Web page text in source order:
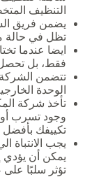
التنظيف
يضمن فريق
تظل في حالة
ايضا عندما
فقط، بل
تتضمن الشركة
الوحدة
تأخذ شركة
وجود تسرب أو
تكييفك بأفضل
يجب الانتباة
يمكن أن يؤدي
تؤثر سلبًا على